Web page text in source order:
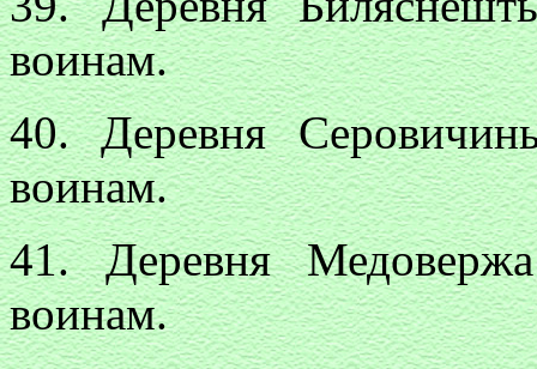
воинам.
40. Деревня
воинам.
41. Деревня
воинам.